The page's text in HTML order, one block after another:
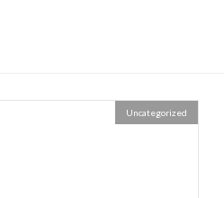
Uncategorized